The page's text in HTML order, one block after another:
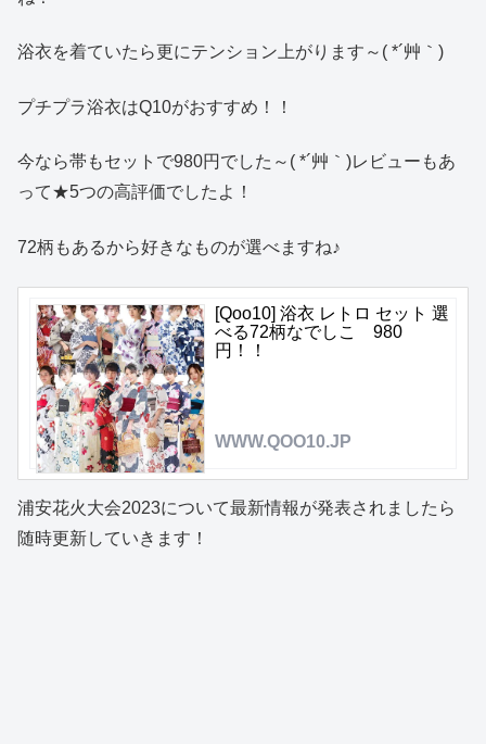
浴衣を着ていたら更にテンション上がります～( *´艸｀)
プチプラ浴衣はQ10がおすすめ！！
今なら帯もセットで980円でした～( *´艸｀)レビューもあ
って★5つの高評価でしたよ！
72柄もあるから好きなものが選べますね♪
[Qoo10] 浴衣 レトロ セット 選
べる72柄なでしこ 980
円！！
WWW.QOO10.JP
浦安花火大会2023について最新情報が発表されましたら
随時更新していきます！